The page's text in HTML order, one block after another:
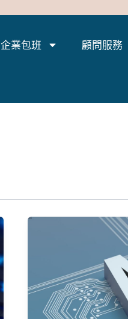
企業包班 顧問服務